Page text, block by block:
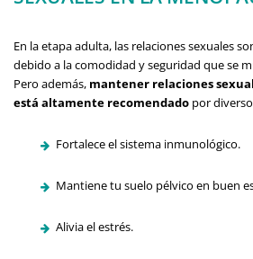
En la etapa adulta, las relaciones sexuales
debido a la comodidad y seguridad que se
Pero además, mantener relaciones
está altamente recomendado por
Fortalece el sistema inmunológico.
Mantiene tu suelo pélvico en buen
Alivia el estrés.